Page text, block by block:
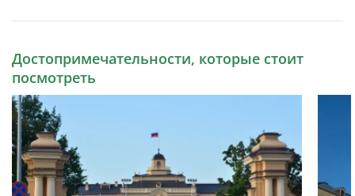
Достопримечательности, которые стоит
посмотреть